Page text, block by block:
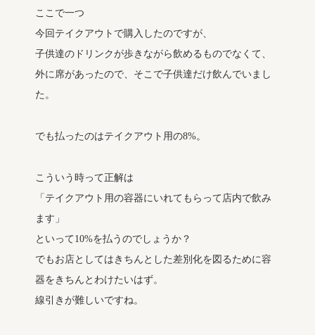
ここで一つ
今回テイクアウトで購入したのですが、
子供達のドリンクが歩きながら飲めるものでなくて、
外に席があったので、そこで子供達だけ飲んでいまし
た。
でも払ったのはテイクアウト用の8%。
こういう時って正解は
「テイクアウト用の容器にいれてもらって店内で飲み
ます」
といって10%を払うのでしょうか？
でもお店としてはきちんとした差別化を図るために容
器をきちんとわけたいはず。
線引きが難しいですね。